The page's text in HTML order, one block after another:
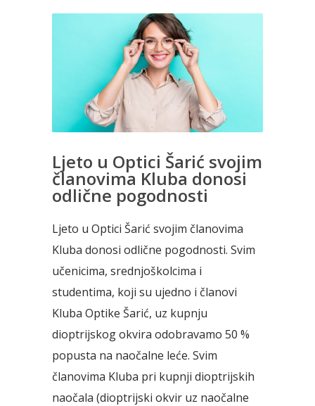
Ljeto u Optici Šarić svojim
članovima Kluba donosi
odlične pogodnosti
Ljeto u Optici Šarić svojim članovima
Kluba donosi odlične pogodnosti. Svim
učenicima, srednjoškolcima i
studentima, koji su ujedno i članovi
Kluba Optike Šarić, uz kupnju
dioptrijskog okvira odobravamo 50 %
popusta na naočalne leće. Svim
članovima Kluba pri kupnji dioptrijskih
naočala (dioptrijski okvir uz naočalne